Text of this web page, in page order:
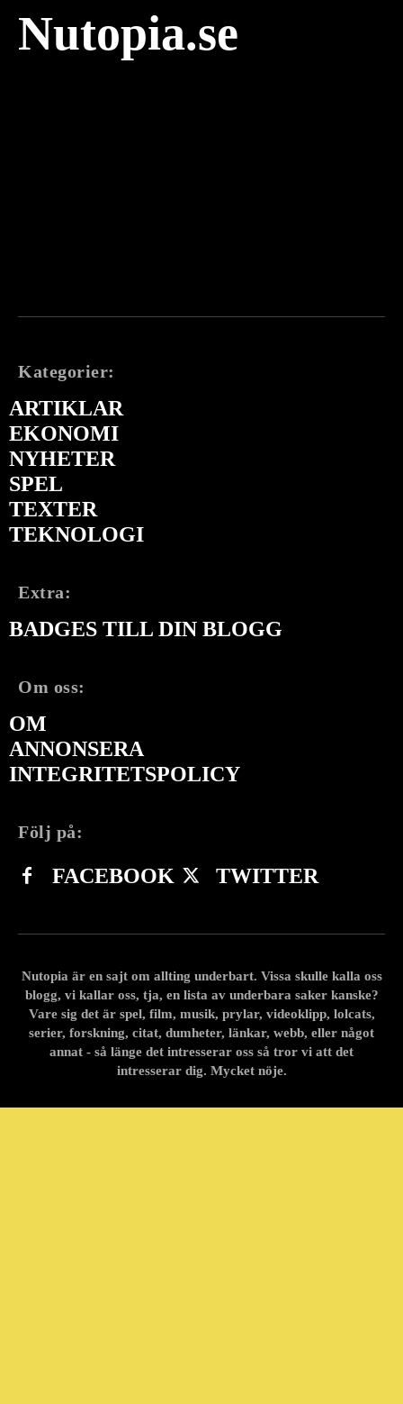
Nutopia.se
Kategorier:
ARTIKLAR
EKONOMI
NYHETER
SPEL
TEXTER
TEKNOLOGI
Extra:
BADGES TILL DIN BLOGG
Om oss:
OM
ANNONSERA
INTEGRITETSPOLICY
Följ på:
FACEBOOK TWITTER
Nutopia är en sajt om allting underbart. Vissa skulle kalla oss
blogg, vi kallar oss, tja, en lista av underbara saker kanske?
Vare sig det är spel, film, musik, prylar, videoklipp, lolcats,
serier, forskning, citat, dumheter, länkar, webb, eller något
annat - så länge det intresserar oss så tror vi att det
intresserar dig. Mycket nöje.